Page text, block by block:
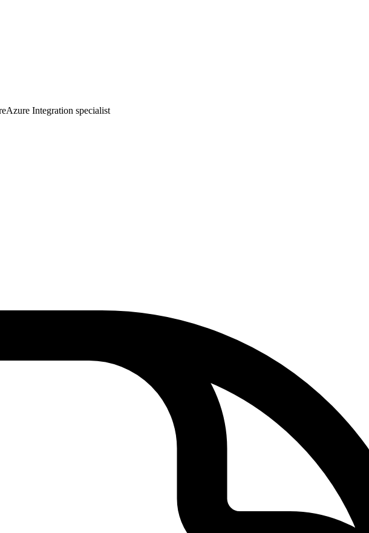
Azure Integration specialist